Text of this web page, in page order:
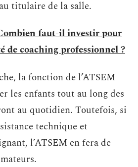
titulaire de la salle.
faut-il investir pour
de coaching professionnel ?
la fonction de l’ATSEM
les enfants tout au long des
au quotidien. Toutefois, si
technique et
l’ATSEM en fera de